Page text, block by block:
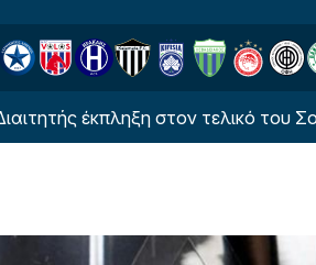
στον τελικό του Σούπερ Καπ